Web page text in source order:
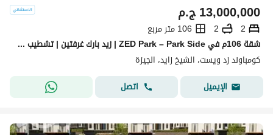
ج.م13,000,000
2
2
106 متر مربع
شقة 106م في ZED Park – Park Side | زيد بارك غرفتين | تشطيب كامل بالتكييفات والمطبخ | 0% مقدم | أقساط حتى 10 سنوات
كومباوند زد ويست، الشيخ زايد، الجيزة
الإيميل
اتصل